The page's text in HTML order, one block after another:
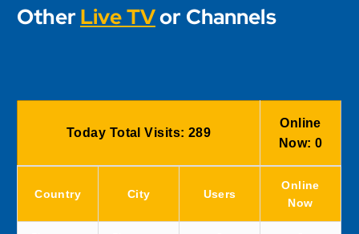
Other Live TVor Channels
Today Total Visits: 289
Online
Now: 0
Country City Users
Online
Now